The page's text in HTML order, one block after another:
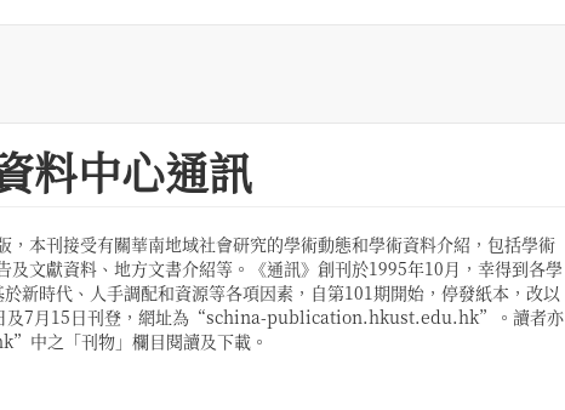
料中心通訊
，本刊接受有關華南地域社會研究的學術動態和學術資料介紹，包括學術
文獻資料、地方文書介紹等。《通訊》創刊於1995年10月，幸得到各學
新時代、人手調配和資源等各項因素，自第101期開始，停發紙本，改以
及7月15日刊登，網址為“schina-publication.hkust.edu.hk”。讀者亦
中之「刊物」欄目閱讀及下載。